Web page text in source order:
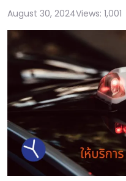
August 30, 2024Views: 1,001